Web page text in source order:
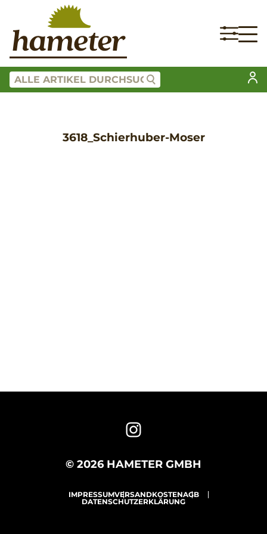
3618_Schierhuber-Moser
© 2026 HAMETER GMBH
IMPRESSUMVERSANDKOSTENAGB
DATENSCHUTZERKLÄRUNG